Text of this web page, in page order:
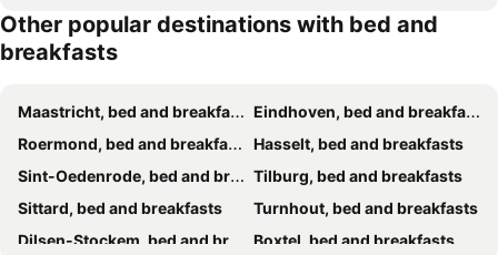
15 inn
't ouw ateljeeke
B&B Tspijker
B&B Huis Spaas
B&B Molmento
De Verloren Sinjoor
B&B Op 't Eikenschoor
de Oude Berg
Guesthouse Just Be Mine
B&B Bianero
B&B De Zandput
Bed & Boterham Carpediem
Aurelia Glamping en B&B
Other popular destinations with bed and
breakfasts
Maastricht, bed and breakfasts
Eindhoven, bed and breakfasts
Roermond, bed and breakfasts
Hasselt, bed and breakfasts
Sint-Oedenrode, bed and breakfasts
Tilburg, bed and breakfasts
Sittard, bed and breakfasts
Turnhout, bed and breakfasts
Dilsen-Stockem, bed and breakfasts
Boxtel, bed and breakfasts